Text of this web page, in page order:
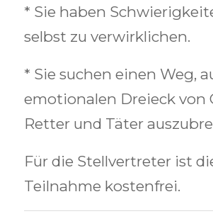
* Sie haben
selbst zu verwirklichen.
* Sie suchen einen Weg,
emotionalen Dreieck von
Retter und Täter
Für die Stellvertreter ist
Teilnahme kostenfrei.